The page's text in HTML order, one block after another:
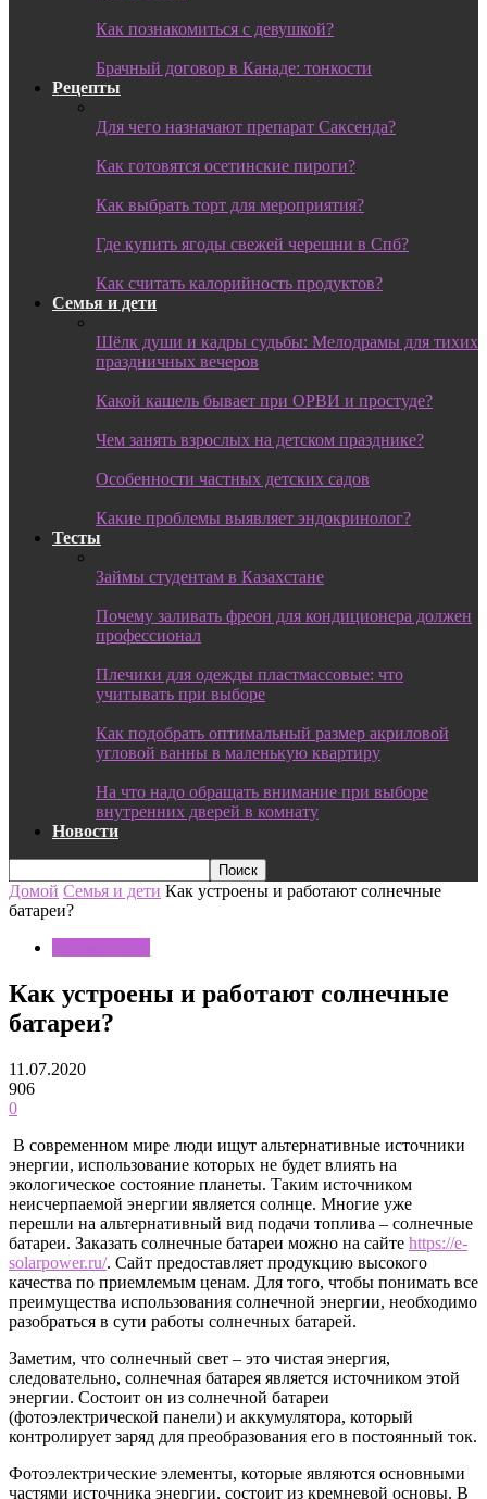
Как познакомиться с девушкой?
Брачный договор в Канаде: тонкости
Рецепты
Для чего назначают препарат Саксенда?
Как готовятся осетинские пироги?
Как выбрать торт для мероприятия?
Где купить ягоды свежей черешни в Спб?
Как считать калорийность продуктов?
Семья и дети
Шёлк души и кадры судьбы: Мелодрамы для тихих
праздничных вечеров
Какой кашель бывает при ОРВИ и простуде?
Чем занять взрослых на детском празднике?
Особенности частных детских садов
Какие проблемы выявляет эндокринолог?
Тесты
Займы студентам в Казахстане
Почему заливать фреон для кондиционера должен
профессионал
Плечики для одежды пластмассовые: что
учитывать при выборе
Как подобрать оптимальный размер акриловой
угловой ванны в маленькую квартиру
На что надо обращать внимание при выборе
внутренних дверей в комнату
Новости
Домой Семья и дети Как устроены и работают солнечные
батареи?
Как устроены и работают солнечные
батареи?
11.07.2020
906
0
В современном мире люди ищут альтернативные источники
энергии, использование которых не будет влиять на
экологическое состояние планеты. Таким источником
неисчерпаемой энергии является солнце. Многие уже
перешли на альтернативный вид подачи топлива – солнечные
батареи. Заказать солнечные батареи можно на сайте https://e-
solarpower.ru/. Сайт предоставляет продукцию высокого
качества по приемлемым ценам. Для того, чтобы понимать все
преимущества использования солнечной энергии, необходимо
разобраться в сути работы солнечных батарей.
Заметим, что солнечный свет – это чистая энергия,
следовательно, солнечная батарея является источником этой
энергии. Состоит он из солнечной батареи
(фотоэлектрической панели) и аккумулятора, который
контролирует заряд для преобразования его в постоянный ток.
Фотоэлектрические элементы, которые являются основными
частями источника энергии, состоит из кремневой основы. В